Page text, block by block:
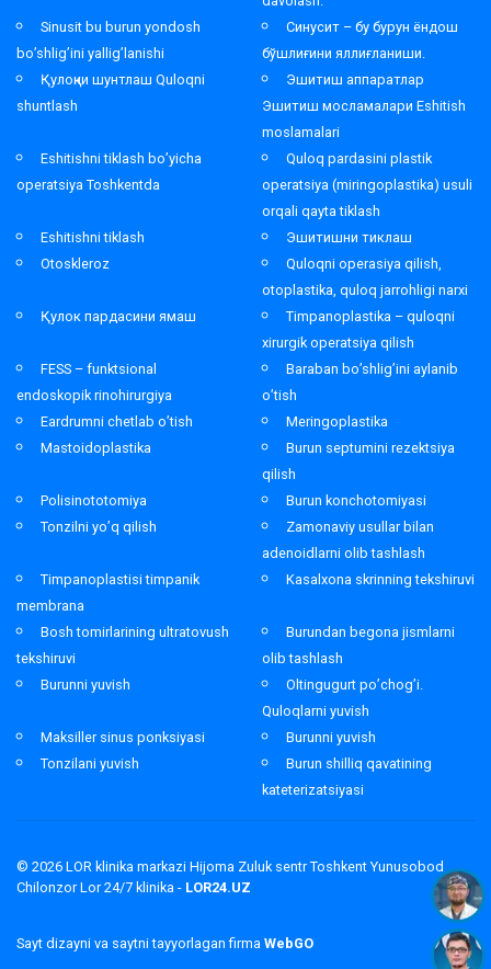
Sinusit bu burun yondosh
bo’shlig’ini yallig’lanishi
Синусит – бу бурун ёндош
бўшлиғини яллиғланиши.
Қулоқни шунтлаш Quloqni
shuntlash
Эшитиш аппаратлар
Эшитиш мосламалари Eshitish
moslamalari
Eshitishni tiklash bo’yicha
operatsiya Toshkentda
Quloq pardasini plastik
operatsiya (miringoplastika) usuli
orqali qayta tiklash
Eshitishni tiklash
Эшитишни тиклаш
Otoskleroz
Quloqni operasiya qilish,
otoplastika, quloq jarrohligi narxi
Қулок пардасини ямаш
Timpanoplastika – quloqni
xirurgik operatsiya qilish
FESS – funktsional
endoskopik rinohirurgiya
Baraban bo’shlig’ini aylanib
o’tish
Eardrumni chetlab o’tish
Meringoplastika
Mastoidoplastika
Burun septumini rezektsiya
qilish
Polisinototomiya
Burun konchotomiyasi
Tonzilni yo’q qilish
Zamonaviy usullar bilan
adenoidlarni olib tashlash
Timpanoplastisi timpanik
membrana
Kasalxona skrinning tekshiruvi
Bosh tomirlarining ultratovush
tekshiruvi
Burundan begona jismlarni
olib tashlash
Burunni yuvish
Oltingugurt po’chog’i.
Quloqlarni yuvish
Maksiller sinus ponksiyasi
Burunni yuvish
Tonzilani yuvish
Burun shilliq qavatining
kateterizatsiyasi
© 2026 LOR klinika markazi Hijoma Zuluk sentr Toshkent Yunusobod
Chilonzor Lor 24/7 klinika - LOR24.UZ
Sayt dizayni va saytni tayyorlagan firma WebGO